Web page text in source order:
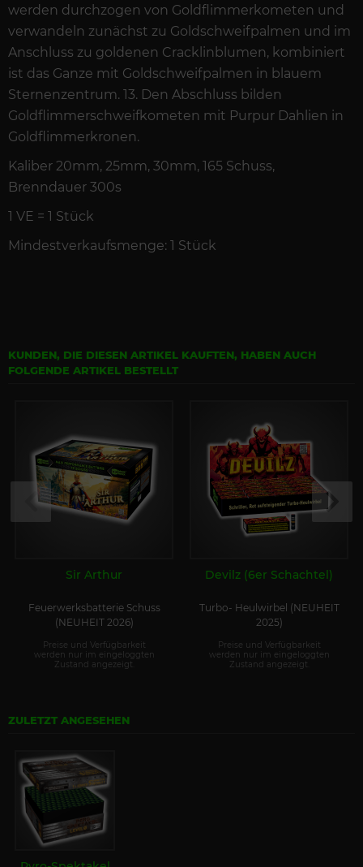
werden durchzogen von Goldflimmerkometen und
verwandeln zunächst zu Goldschweifpalmen und im
Anschluss zu goldenen Cracklinblumen, kombiniert
ist das Ganze mit Goldschweifpalmen in blauem
Sternenzentrum. 13. Den Abschluss bilden
Goldflimmerschweifkometen mit Purpur Dahlien in
Goldflimmerkronen.
Kaliber 20mm, 25mm, 30mm, 165 Schuss,
Brenndauer 300s
1 VE = 1 Stück
Mindestverkaufsmenge: 1 Stück
KUNDEN, DIE DIESEN ARTIKEL KAUFTEN, HABEN AUCH
FOLGENDE ARTIKEL BESTELLT
Sir Arthur
Feuerwerksbatterie Schuss
(NEUHEIT 2026)
Preise und Verfügbarkeit
werden nur im eingeloggten
Zustand angezeigt.
Devilz (6er Schachtel)
Turbo- Heulwirbel (NEUHEIT
2025)
Preise und Verfügbarkeit
werden nur im eingeloggten
Zustand angezeigt.
ZULETZT ANGESEHEN